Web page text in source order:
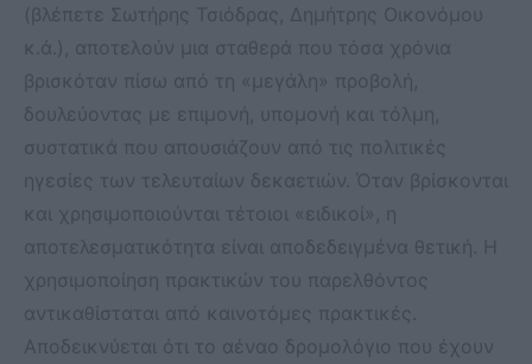
(βλέπετε Σωτήρης Τσιόδρας, Δημήτρης Οικονόμου
κ.ά.), αποτελούν μια σταθερά που τόσα χρόνια
βρισκόταν πίσω από τη «μεγάλη» προβολή,
δουλεύοντας με επιμονή, υπομονή και τόλμη,
συστατικά που απουσιάζουν από τις πολιτικές
ηγεσίες των τελευταίων δεκαετιών. Όταν βρίσκονται
και χρησιμοποιούνται τέτοιοι «ειδικοί», η
αποτελεσματικότητα είναι αποδεδειγμένα θετική. Η
χρησιμοποίηση πρακτικών του παρελθόντος
αντικαθίσταται από καινοτόμες πρακτικές.
Αποδεικνύεται ότι το αέναο δρομολόγιο που έχουν